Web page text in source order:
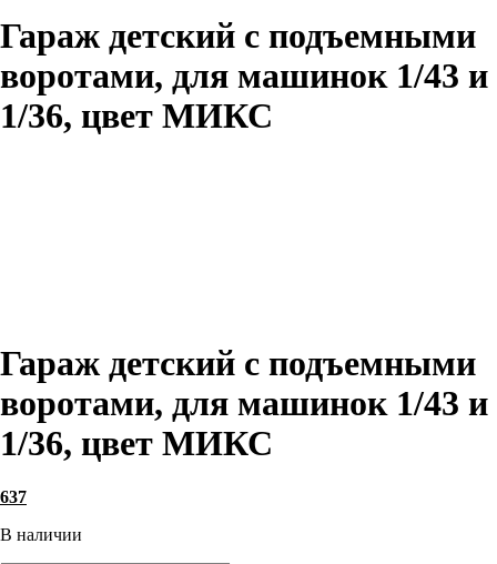
Гараж детский с подъемными
воротами, для машинок 1/43 и
1/36, цвет МИКС
Гараж детский с подъемными
воротами, для машинок 1/43 и
1/36, цвет МИКС
637
В наличии